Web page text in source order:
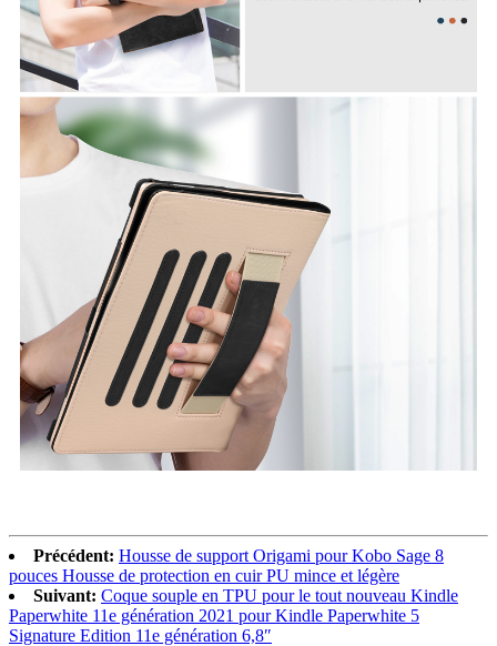
Précédent: Housse de support Origami pour Kobo Sage 8
pouces Housse de protection en cuir PU mince et légère
Suivant: Coque souple en TPU pour le tout nouveau Kindle
Paperwhite 11e génération 2021 pour Kindle Paperwhite 5
Signature Edition 11e génération 6,8″